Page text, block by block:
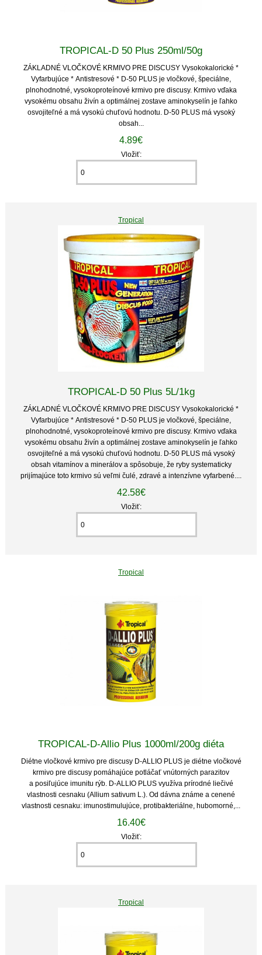
TROPICAL-D 50 Plus 250ml/50g
ZÁKLADNÉ VLOČKOVÉ KRMIVO PRE DISCUSY Vysokokalorické *
Vyfarbujúce * Antistresové * D-50 PLUS je vločkové, špeciálne,
plnohodnotné, vysokoproteínové krmivo pre discusy. Krmivo vďaka
vysokému obsahu živín a optimálnej zostave aminokyselín je ľahko
osvojiteľné a má vysokú chuťovú hodnotu. D-50 PLUS má vysoký
obsah...
4.89€
Vložiť:
Tropical
TROPICAL-D 50 Plus 5L/1kg
ZÁKLADNÉ VLOČKOVÉ KRMIVO PRE DISCUSY Vysokokalorické *
Vyfarbujúce * Antistresové * D-50 PLUS je vločkové, špeciálne,
plnohodnotné, vysokoproteínové krmivo pre discusy. Krmivo vďaka
vysokému obsahu živín a optimálnej zostave aminokyselín je ľahko
osvojiteľné a má vysokú chuťovú hodnotu. D-50 PLUS má vysoký
obsah vitamínov a minerálov a spôsobuje, že ryby systematicky
prijímajúce toto krmivo sú veľmi čulé, zdravé a intenzívne vyfarbené....
42.58€
Vložiť:
Tropical
TROPICAL-D-Allio Plus 1000ml/200g diéta
Diétne vločkové krmivo pre discusy D-ALLIO PLUS je diétne vločkové
krmivo pre discusy pomáhajúce potláčať vnútorných parazitov
a posiľujúce imunitu rýb. D-ALLIO PLUS využíva prírodné liečivé
vlastnosti cesnaku (Allium sativum L.). Od dávna známe a cenené
vlastnosti cesnaku: imunostimulujúce, protibakteriálne, hubomorné,...
16.40€
Vložiť:
Tropical